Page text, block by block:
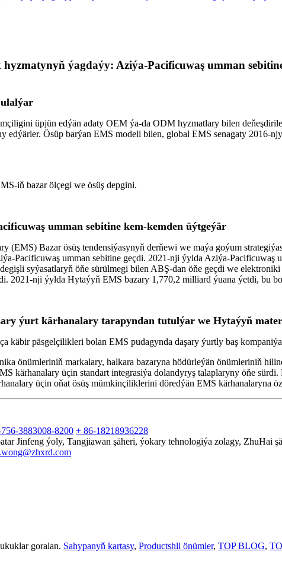
ýagdaýy: Aziýa-Pacificuwaş umman
üpjün edýän adaty OEM ýa-da ODM hyzmatlary bilen
edýärler. Ösüp barýan EMS modeli bilen, global EMS senagaty
iň bazar ölçegi we ösüş depgini.
umman sebitine kem-kemden üýtgeýär
(EMS) Bazar ösüş tendensiýasynyň derňewi we maýa goýum
Pacificuwaş umman sebitine geçdi. 2021-nji ýylda Aziýa-
syýasatlaryň öňe sürülmegi bilen ABŞ-dan öňe geçdi we
2021-nji ýylda Hytaýyň EMS bazary 1,770,2 milliard ýuana ýetdi, bu
ýurt kärhanalary tarapyndan tutulýar we Hytaýyň
käbir päsgelçilikleri bolan EMS pudagynda daşary ýurtly baş
önümleriniň markalary, halkara bazaryna hödürleýän önümleriniň
kärhanalary üçin standart integrasiýa dolandyryş talaplaryny öňe
üçin oňat ösüş mümkinçiliklerini döredýän EMS kärhanalaryna
3883008-8200 + 86-18218936228
Jinfeng ýoly, Tangjiawan şäheri, ýokary tehnologiýa zolagy, ZhuHai
goralan. Sahypanyň kartasy, Productshli önümler, TOP BLOG,